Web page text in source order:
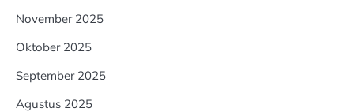
November 2025
Oktober 2025
September 2025
Agustus 2025